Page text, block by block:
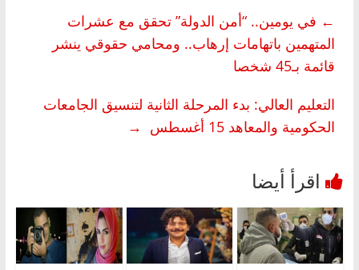
← في يومين.. “أمن الدولة” تحقق مع عشرات
المتهمين باتهامات إرهاب.. ومحامي حقوقي ينشر
قائمة بـ45 شخصا
التعليم العالي: بدء المرحلة الثانية لتنسيق الجامعات
الحكومية والمعاهد 15 أغسطس
→